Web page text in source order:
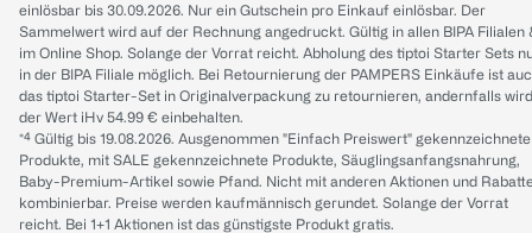
einlösbar bis 30.09.2026. Nur ein Gutschein pro Einkauf einlösbar. Der
Sammelwert wird auf der Rechnung angedruckt. Gültig in allen BIPA Filialen
im Online Shop. Solange der Vorrat reicht. Abholung des tiptoi Starter Sets
in der BIPA Filiale möglich. Bei Retournierung der PAMPERS Einkäufe ist
das tiptoi Starter-Set in Originalverpackung zu retournieren, andernfalls wird
der Wert iHv 54.99 € einbehalten.
*⁴ Gültig bis 19.08.2026. Ausgenommen "Einfach Preiswert" gekennzeichnete
Produkte, mit SALE gekennzeichnete Produkte, Säuglingsanfangsnahrung,
Baby-Premium-Artikel sowie Pfand. Nicht mit anderen Aktionen und
kombinierbar. Preise werden kaufmännisch gerundet. Solange der Vorrat
reicht. Bei 1+1 Aktionen ist das günstigste Produkt gratis.